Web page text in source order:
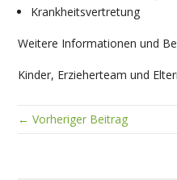
Krankheitsvertretung
Weitere Informationen und
Kinder, Erzieherteam und
← Vorheriger Beitrag